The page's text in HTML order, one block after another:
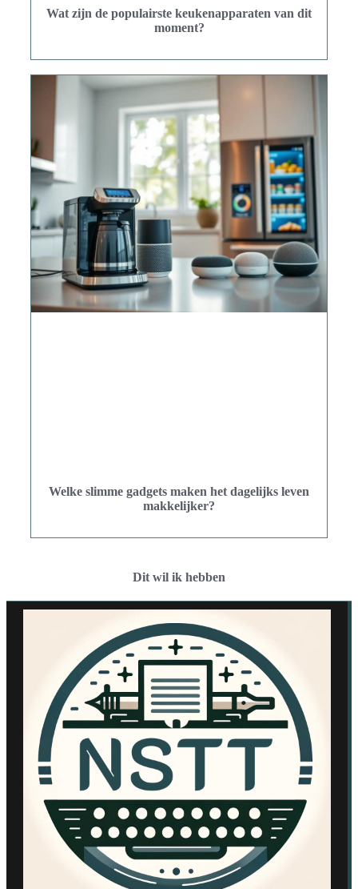
Wat zijn de populairste keukenapparaten van dit
moment?
Welke slimme gadgets maken het dagelijks leven
makkelijker?
Dit wil ik hebben